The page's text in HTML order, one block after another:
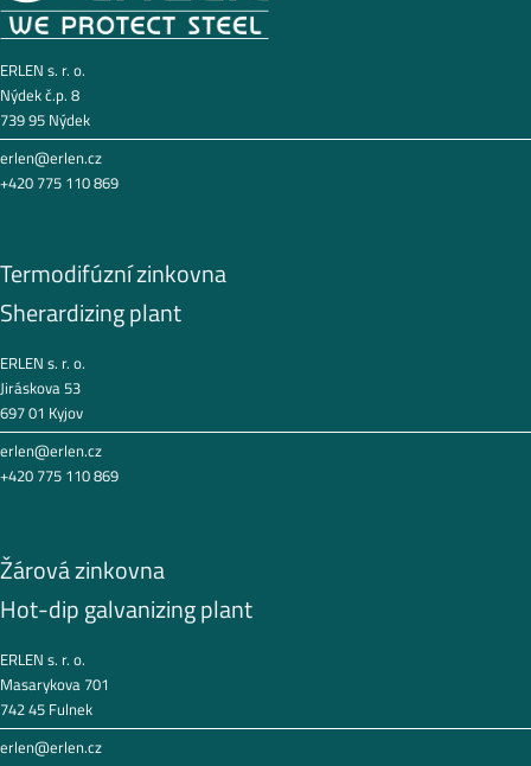
ERLEN s. r. o.
Nýdek č.p. 8
739 95 Nýdek
erlen@erlen.cz
+420 775 110 869
Termodifúzní zinkovna
Sherardizing plant
ERLEN s. r. o.
Jiráskova 53
697 01 Kyjov
erlen@erlen.cz
+420 775 110 869
Žárová zinkovna
Hot-dip galvanizing plant
ERLEN s. r. o.
Masarykova 701
742 45 Fulnek
erlen@erlen.cz